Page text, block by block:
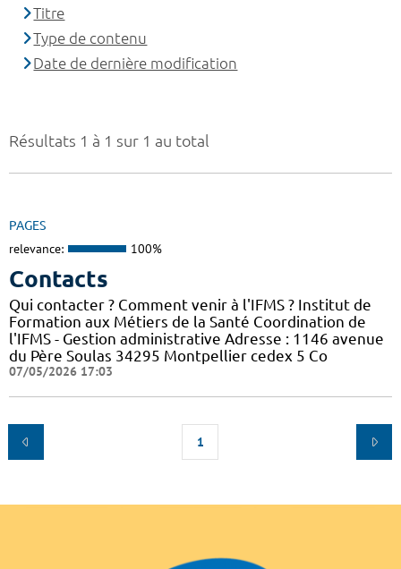
Résultats 1 à 1 sur 1 au total
PAGES
relevance: 100%
Contacts
Qui contacter ? Comment venir à l'IFMS ? Institut de
Formation aux Métiers de la Santé Coordination de
l'IFMS - Gestion administrative Adresse : 1146 avenue
du Père Soulas 34295 Montpellier cedex 5 Co
07/05/2026 17:03
1
Titre
Type de contenu
Date de dernière modification